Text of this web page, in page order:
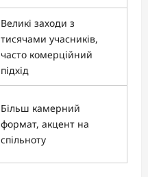
Великі заходи з
тисячами учасників,
часто комерційний
підхід
Більш камерний
формат, акцент на
спільноту